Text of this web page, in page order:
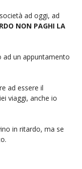
ad oggi, ad
NON PAGHI LA
ad un appuntamento
ad essere il
viaggi, anche io
in ritardo, ma se